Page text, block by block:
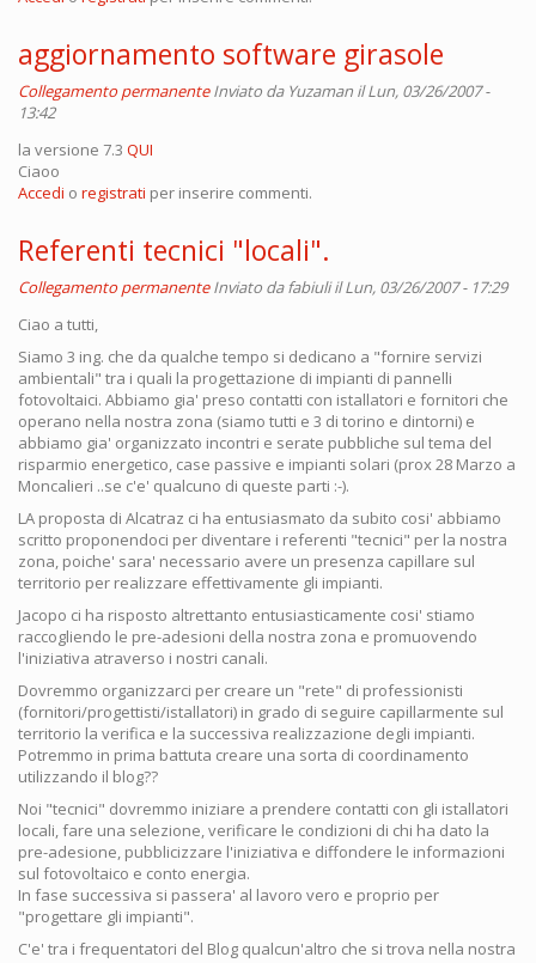
aggiornamento software girasole
Collegamento permanente Inviato da Yuzaman il Lun, 03/26/2007 -
13:42
la versione 7.3 QUI
Ciaoo
Accedi o registrati per inserire commenti.
Referenti tecnici "locali".
Collegamento permanente Inviato dafabiuliil Lun, 03/26/2007 - 17:29
Ciao a tutti,
Siamo 3 ing. che da qualche tempo si dedicano a "fornire servizi
ambientali" tra i quali la progettazione di impianti di pannelli
fotovoltaici. Abbiamo gia' preso contatti con istallatori e fornitori che
operano nella nostra zona (siamo tutti e 3 di torino e dintorni) e
abbiamo gia' organizzato incontri e serate pubbliche sul tema del
risparmio energetico, case passive e impianti solari (prox 28 Marzo a
Moncalieri ..se c'e' qualcuno di queste parti :-).
LA proposta di Alcatraz ci ha entusiasmato da subito cosi' abbiamo
scritto proponendoci per diventare i referenti "tecnici" per la nostra
zona, poiche' sara' necessario avere un presenza capillare sul
territorio per realizzare effettivamente gli impianti.
Jacopo ci ha risposto altrettanto entusiasticamente cosi' stiamo
raccogliendo le pre-adesioni della nostra zona e promuovendo
l'iniziativa atraverso i nostri canali.
Dovremmo organizzarci per creare un "rete" di professionisti
(fornitori/progettisti/istallatori) in grado di seguire capillarmente sul
territorio la verifica e la successiva realizzazione degli impianti.
Potremmo in prima battuta creare una sorta di coordinamento
utilizzando il blog??
Noi "tecnici" dovremmo iniziare a prendere contatti con gli istallatori
locali, fare una selezione, verificare le condizioni di chi ha dato la
pre-adesione, pubblicizzare l'iniziativa e diffondere le informazioni
sul fotovoltaico e conto energia.
In fase successiva si passera' al lavoro vero e proprio per
"progettare gli impianti".
C'e' tra i frequentatori del Blog qualcun'altro che si trova nella nostra